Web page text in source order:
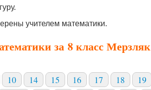
учителем математики.
за 8 класс Мерзляк
10 14 15 16 17 18 19